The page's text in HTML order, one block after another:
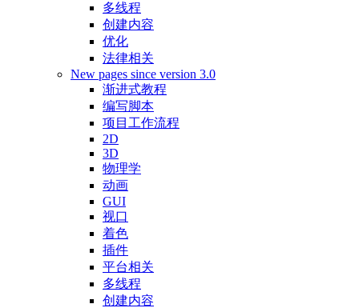
多线程
创建内容
优化
法律相关
New pages since version 3.0
渐进式教程
编写脚本
项目工作流程
2D
3D
物理学
动画
GUI
视口
着色
插件
平台相关
多线程
创建内容